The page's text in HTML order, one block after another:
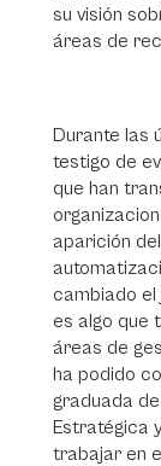
su visión
áreas de
Durante las
testigo de
que han
aparición
cambiado
es algo que
áreas de
ha podido
graduada
Estratégica
trabajar en